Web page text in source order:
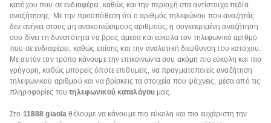
κατόχου που σε ενδιαφέρει, καθώς και την περιοχή στα αντίστοιχα πεδία
αναζήτησης. Με την προϋπόθεση ότι ο αριθμός τηλεφώνου που αναζητάς
δεν ανήκει στους μη ανακοινώσιμους αριθμούς, η συγκεκριμένη αναζήτηση
σου δίνει τη δυνατότητα να βρεις άμεσα και εύκολα τον τηλεφωνικό αριθμό
που σε ενδιαφέρει, καθώς επίσης και την αναλυτική διεύθυνση του κατόχου.
Με αυτόν τον τρόπο κάνουμε την επικοινωνία σου ακόμη πιο εύκολη και πιο
γρήγορη, καθώς μπορείς όποτε επιθυμείς, να πραγματοποιείς αναζήτηση
τηλεφωνικού αριθμού και να βρίσκεις τα στοιχεία που ψάχνεις, μέσα από τις
πληροφορίες τουτηλεφωνικού καταλόγου μας.
Στο 11888 giaola θέλουμε να κάνουμε πιο εύκολη και πιο ευχάριστη την